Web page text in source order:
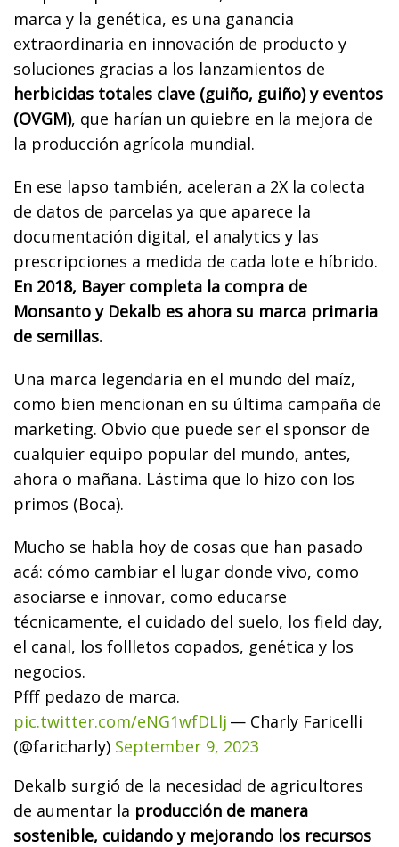
marca y la genética, es una ganancia
extraordinaria en innovación de producto y
soluciones gracias a los lanzamientos de
herbicidas totales clave (guiño, guiño) y eventos
(OVGM), que harían un quiebre en la mejora de
la producción agrícola mundial.
En ese lapso también, aceleran a 2X la colecta
de datos de parcelas ya que aparece la
documentación digital, el analytics y las
prescripciones a medida de cada lote e híbrido.
En 2018, Bayer completa la compra de
Monsanto y Dekalb es ahora su marca primaria
de semillas.
Una marca legendaria en el mundo del maíz,
como bien mencionan en su última campaña de
marketing. Obvio que puede ser el sponsor de
cualquier equipo popular del mundo, antes,
ahora o mañana. Lástima que lo hizo con los
primos (Boca).
Mucho se habla hoy de cosas que han pasado
acá: cómo cambiar el lugar donde vivo, como
asociarse e innovar, como educarse
técnicamente, el cuidado del suelo, los field day,
el canal, los follletos copados, genética y los
negocios.
Pfff pedazo de marca.
pic.twitter.com/eNG1wfDLlj — Charly Faricelli
(@faricharly) September 9, 2023
Dekalb surgió de la necesidad de agricultores
de aumentar la producción de manera
sostenible, cuidando y mejorando los recursos